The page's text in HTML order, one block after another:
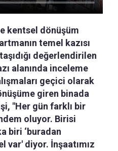
kentsel dönüşüm
temel kazısı
değerlendirilen
alanında inceleme
geçici olarak
giren binada
"Her gün farklı bir
oluyor. Birisi
biri ‘buradan
var' diyor. İnşaatımız